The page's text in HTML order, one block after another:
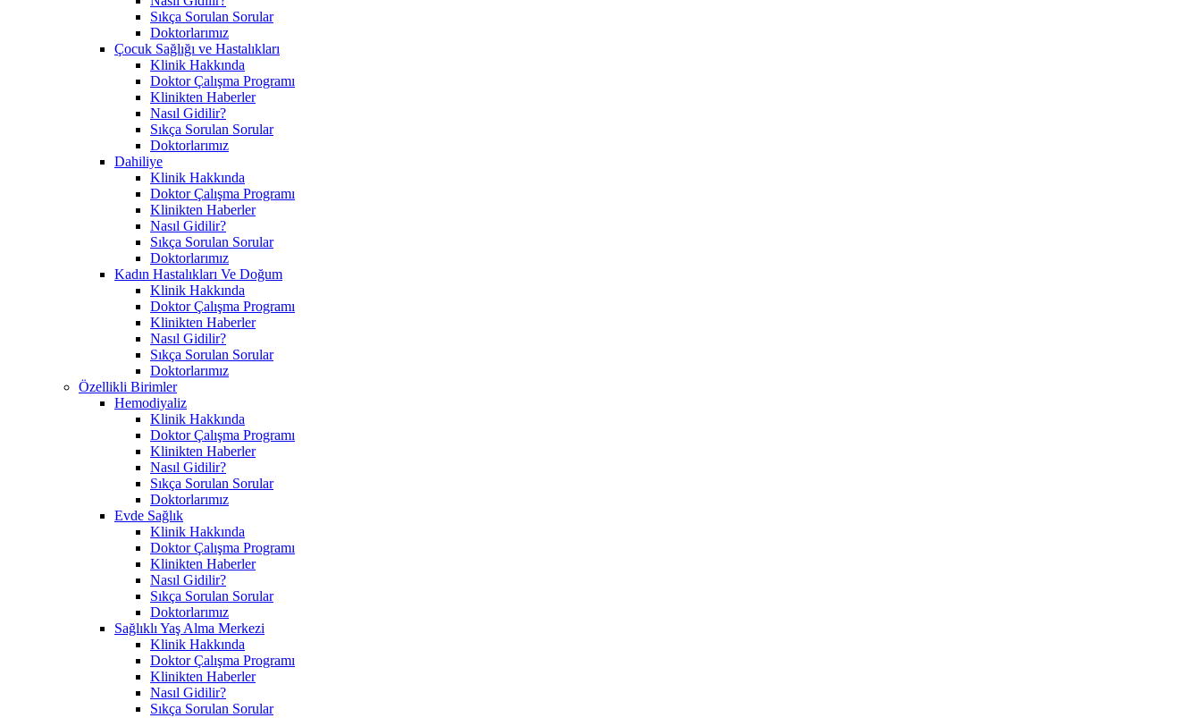
Sıkça Sorulan Sorular
Doktorlarımız
Çocuk Sağlığı ve Hastalıkları
Klinik Hakkında
Doktor Çalışma Programı
Klinikten Haberler
Nasıl Gidilir?
Sıkça Sorulan Sorular
Doktorlarımız
Dahiliye
Klinik Hakkında
Doktor Çalışma Programı
Klinikten Haberler
Nasıl Gidilir?
Sıkça Sorulan Sorular
Doktorlarımız
Kadın Hastalıkları Ve Doğum
Klinik Hakkında
Doktor Çalışma Programı
Klinikten Haberler
Nasıl Gidilir?
Sıkça Sorulan Sorular
Doktorlarımız
Özellikli Birimler
Hemodiyaliz
Klinik Hakkında
Doktor Çalışma Programı
Klinikten Haberler
Nasıl Gidilir?
Sıkça Sorulan Sorular
Doktorlarımız
Evde Sağlık
Klinik Hakkında
Doktor Çalışma Programı
Klinikten Haberler
Nasıl Gidilir?
Sıkça Sorulan Sorular
Doktorlarımız
Sağlıklı Yaş Alma Merkezi
Klinik Hakkında
Doktor Çalışma Programı
Klinikten Haberler
Nasıl Gidilir?
Sıkça Sorulan Sorular